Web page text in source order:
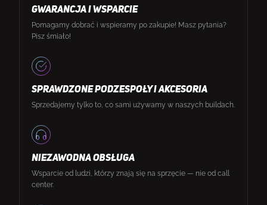
GWARANCJA I WSPARCIE
Pomagamy dobrać i wspieramy po zakupie! Masz pytania?
Pisz śmiało!
SPRAWDZONE PODZESPOŁY I AKCESORIA
Sprzedajemy tylko to, co sami używamy w naszych buildach.
NIEZAWODNA OBSŁUGA
Wsparcie od ludzi, którzy znają się na sprzęcie — nie od call
center.